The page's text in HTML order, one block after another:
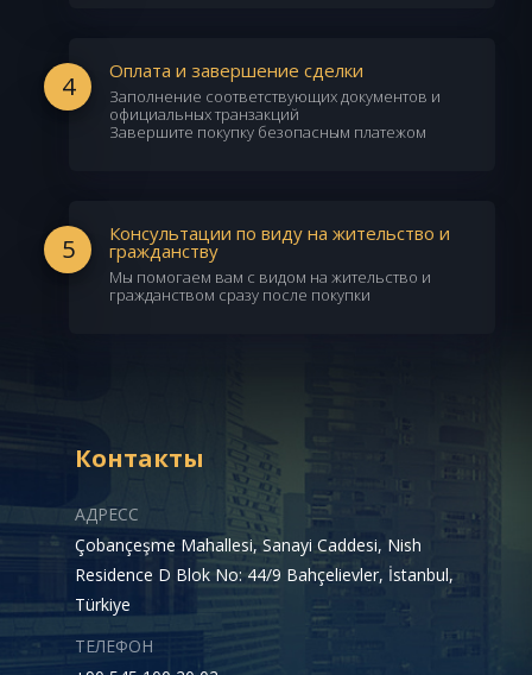
4 Оплата и завершение сделки
Заполнение соответствующих документов и
официальных транзакций
Завершите покупку безопасным платежом
5 Консультации по виду на жительство и
гражданству
Мы помогаем вам с видом на жительство и
гражданством сразу после покупки
Контакты
АДРЕСС
Çobançeşme Mahallesi, Sanayi Caddesi, Nish
Residence D Blok No: 44/9 Bahçelievler, İstanbul,
Türkiye
ТЕЛЕФОН